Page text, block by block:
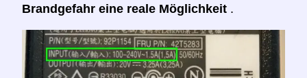
Brandgefahr eine reale Möglichkeit .